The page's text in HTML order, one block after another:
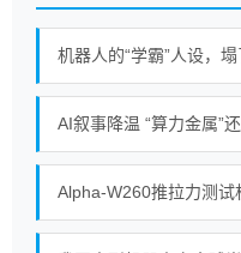
机器人的“学霸”人设，塌
AI叙事降温 “算力金属”